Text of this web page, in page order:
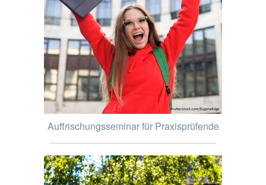
Auffrischungsseminar für Praxisprüfende